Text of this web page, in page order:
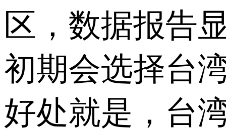
区，数据报告
初期会选择台
好处就是，台